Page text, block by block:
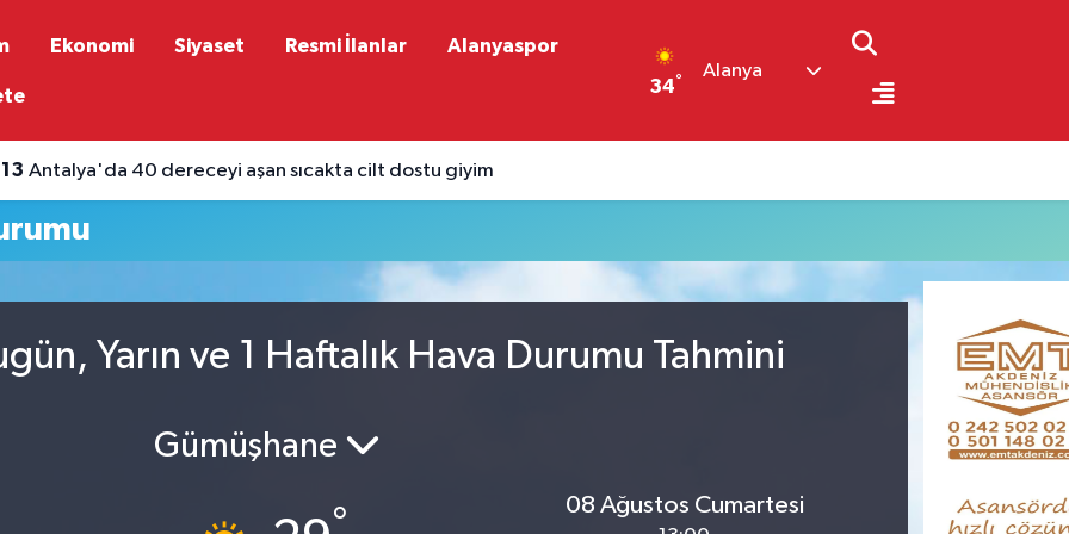
Ekonomi Siyaset Resmi İlanlar Alanyaspor
34°
Alanya
Antalya'da 40 dereceyi aşan sıcakta cilt dostu giyim
Yarın ve 1 Haftalık Hava Durumu Tahmini
Gümüşhane
°
08 Ağustos Cumartesi